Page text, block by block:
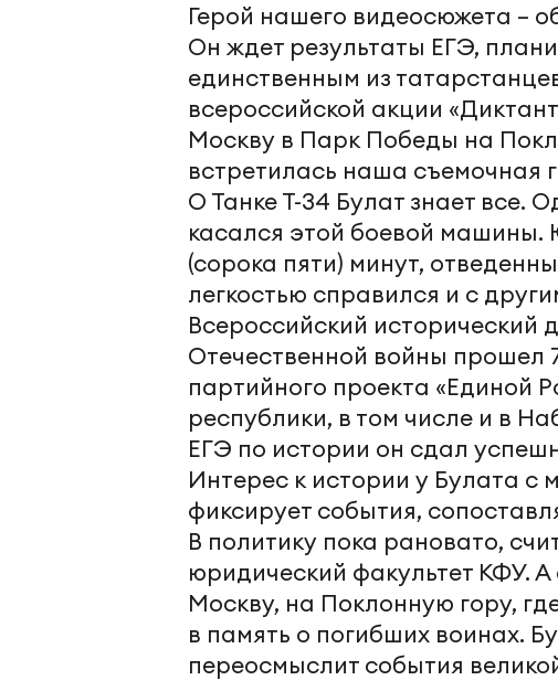
Герой нашего видеосюжета –
Он ждет результаты ЕГЭ,
единственным из
всероссийской акции
Москву в Парк Победы на
встретилась наша съемочная
О Танке Т-34 Булат знает все.
касался этой боевой
(сорока пяти) минут,
легкостью справился и с
Всероссийский исторический
Отечественной войны прошел
партийного проекта «Единой
республики, в том числе и в
ЕГЭ по истории он сдал
Интерес к истории у Булата с
фиксирует события,
В политику пока рановато,
юридический факультет КФУ.
Москву, на Поклонную гору,
в память о погибших воинах.
переосмыслит события